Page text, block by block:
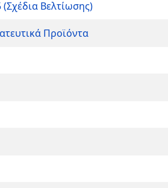
Βελτίωσης)
Προϊόντα